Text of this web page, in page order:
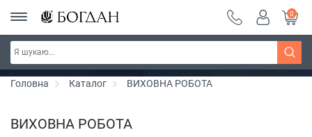
Серія "Чейзіана" ~ знижка 20%
0
Головна Каталог ВИХОВНА РОБОТА
ВИХОВНА РОБОТА